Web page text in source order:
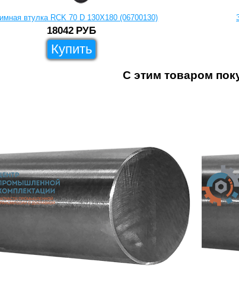
втулка RCK 70 D 130X180 (06700130)
18042 РУБ
Купить
С этим товаром